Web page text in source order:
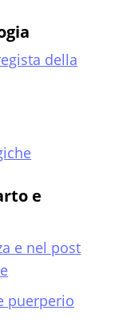
della
e
e nel post
puerperio